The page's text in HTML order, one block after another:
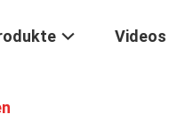
Videos